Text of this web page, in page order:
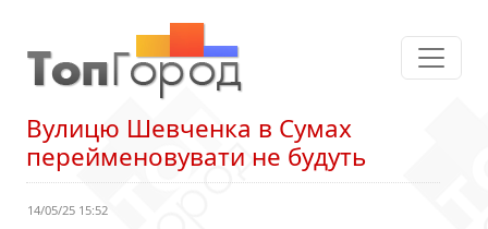
Вулицю Шевченка в Сумах
перейменовувати не будуть
14/05/25 15:52